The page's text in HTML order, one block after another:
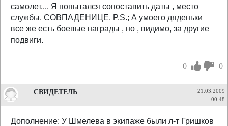
самолет.... Я попытался сопоставить даты , место
службы. СОВПАДЕНИЦЕ. P.S.; А умоего дяденьки
все же есть боевые награды , но , видимо, за другие
подвиги.
0 0
СВИДЕТЕЛЬ
21.03.2009
00:48
Дополнение: У Шмелева в экипаже были л-т Гришков